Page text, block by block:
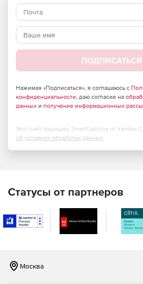
графики, таблиц перекрестных
Восстановление интерактивных
заметок, действий, выполняемых
ссылки.
Восстановление оригинального
Создание нового PDF-документа
данных.
Восстановление исходных
поддерживается.
ПОДПИСАТЬСЯ
Нажимая «Подписаться», я соглашаюсь с
конфиденциальности, даю согласие на
данных и получение информационных
Этот сайт защищен SmartCaptcha от Yandex
об условиях обработки данных
Статусы от партнеров
Москва